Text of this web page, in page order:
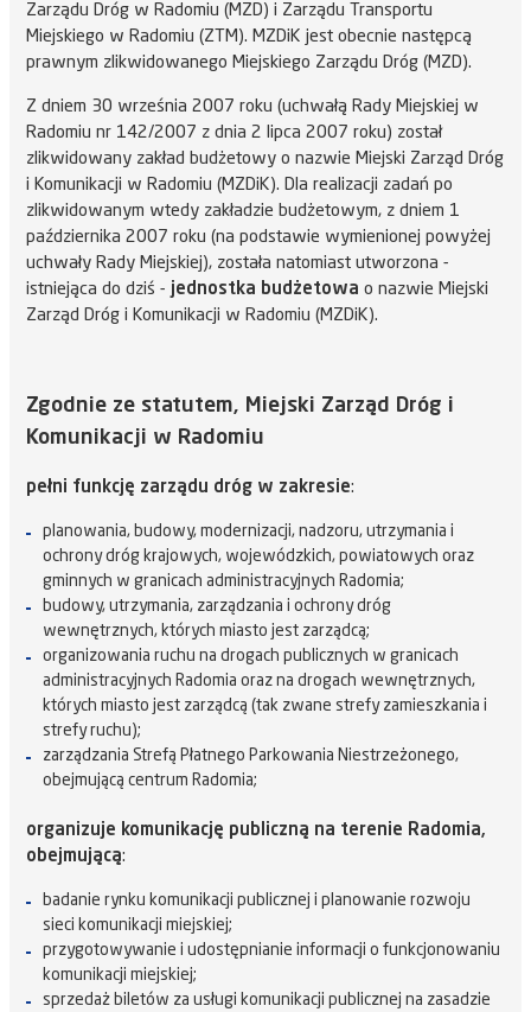
Zarządu Dróg w Radomiu (MZD) i Zarządu Transportu
Miejskiego w Radomiu (ZTM). MZDiK jest obecnie następcą
prawnym zlikwidowanego Miejskiego Zarządu Dróg (MZD).
Z dniem 30 września 2007 roku (uchwałą Rady Miejskiej w
Radomiu nr 142/2007 z dnia 2 lipca 2007 roku) został
zlikwidowany zakład budżetowy o nazwie Miejski Zarząd Dróg
i Komunikacji w Radomiu (MZDiK). Dla realizacji zadań po
zlikwidowanym wtedy zakładzie budżetowym, z dniem 1
października 2007 roku (na podstawie wymienionej powyżej
uchwały Rady Miejskiej), została natomiast utworzona -
istniejąca do dziś -
jednostka budżetowa o nazwie Miejski
Zarząd Dróg i Komunikacji w Radomiu (MZDiK).
Zgodnie ze statutem, Miejski Zarząd Dróg i
Komunikacji w Radomiu
pełni funkcję zarządu dróg w zakresie:
planowania, budowy, modernizacji, nadzoru, utrzymania i
ochrony dróg krajowych, wojewódzkich, powiatowych oraz
gminnych w granicach administracyjnych Radomia;
budowy, utrzymania, zarządzania i ochrony dróg
wewnętrznych, których miasto jest zarządcą;
organizowania ruchu na drogach publicznych w granicach
administracyjnych Radomia oraz na drogach wewnętrznych,
których miasto jest zarządcą (tak zwane strefy zamieszkania i
strefy ruchu);
zarządzania Strefą Płatnego Parkowania Niestrzeżonego,
obejmującą centrum Radomia;
organizuje komunikację publiczną na terenie Radomia,
obejmującą:
badanie rynku komunikacji publicznej i planowanie rozwoju
sieci komunikacji miejskiej;
przygotowywanie i udostępnianie informacji o funkcjonowaniu
komunikacji miejskiej;
sprzedaż biletów za usługi komunikacji publicznej na zasadzie